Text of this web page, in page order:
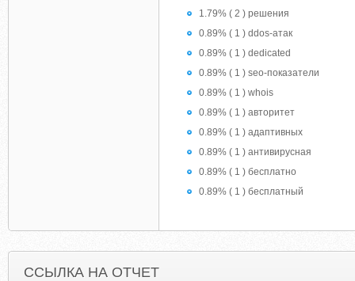
1.79% ( 2 ) решения
0.89% ( 1 ) ddos-атак
0.89% ( 1 ) dedicated
0.89% ( 1 ) seo-показатели
0.89% ( 1 ) whois
0.89% ( 1 ) авторитет
0.89% ( 1 ) адаптивных
0.89% ( 1 ) антивирусная
0.89% ( 1 ) бесплатно
0.89% ( 1 ) бесплатный
ССЫЛКА НА ОТЧЕТ